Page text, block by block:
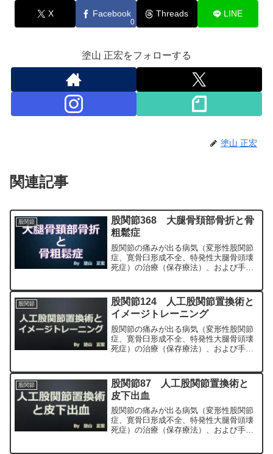
X Facebook
0
Threads LINE
塗山 正宏をフォローする
塗山 正宏
関連記事
股関節
股関節368 大腿骨頚部骨折と骨
粗鬆症
股関節の痛みが出る病気（変形性股関節
症、寛骨臼形成不全、特発性大腿骨頭壊
死症）の治療（保存療法）、および手術
科専門医（人工関節手術を専門）の塗山
正宏が色々と説明します。
股関節
股関節124 人工股関節置換術と
イメージトレーニング
股関節の痛みが出る病気（変形性股関節
症、寛骨臼形成不全、特発性大腿骨頭壊
死症）の治療（保存療法）、および手術
科専門医（人工関節手術を専門）の塗山
正宏が色々と説明します。
股関節
股関節87 人工股関節置換術と
皮下出血
股関節の痛みが出る病気（変形性股関節
症、寛骨臼形成不全、特発性大腿骨頭壊
死症）の治療（保存療法）、および手術